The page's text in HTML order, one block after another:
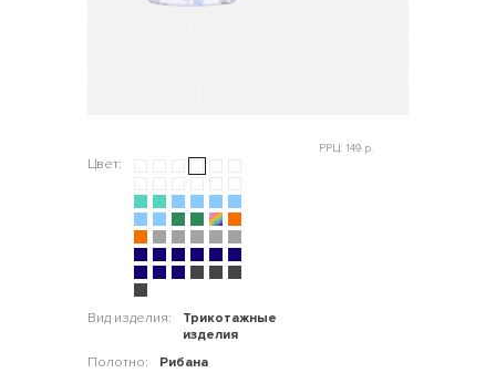
Цвет:
Вид изделия:
Трикотажные
изделия
Полотно:
Рибана
РРЦ: 149 р.